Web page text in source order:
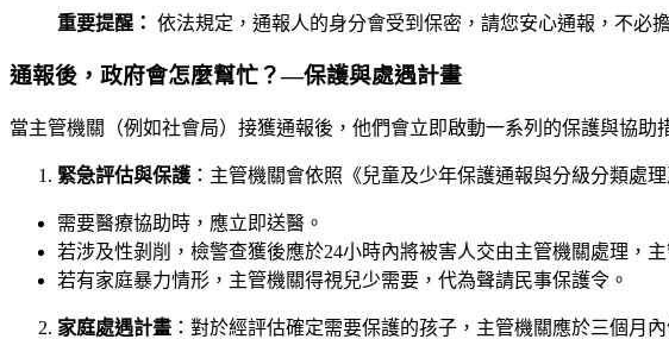
重要提醒： 依法規定，通報人的身分會受到保密，請您安心通報，不必
通報後，政府會怎麼幫忙？—保護與處遇計畫
當主管機關（例如社會局）接獲通報後，他們會立即啟動一系列的保護與協助
緊急評估與保護 ：主管機關會依照《兒童及少年保護通報與分級分類處
需要醫療協助時，應立即送醫。
若涉及性剝削，檢警查獲後應於24小時內將被害人交由主管機關處理，
若有家庭暴力情形，主管機關得視兒少需要，代為聲請民事保護令。
家庭處遇計畫 ：對於經評估確定需要保護的孩子，主管機關應於三個月